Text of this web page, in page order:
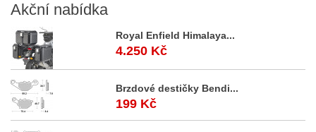
Akční nabídka
Royal Enfield Himalaya...
4.250 Kč
Brzdové destičky Bendi...
199 Kč